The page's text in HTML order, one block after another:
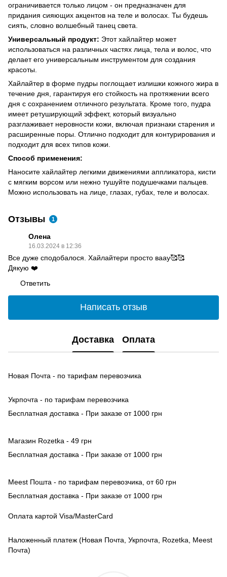
ограничивается только лицом - он предназначен для
придания сияющих акцентов на теле и волосах. Ты будешь
сиять, словно волшебный танец света.
Универсальный продукт: Этот хайлайтер может
использоваться на различных частях лица, тела и волос, что
делает его универсальным инструментом для создания
красоты.
Хайлайтер в форме пудры поглощает излишки кожного жира в
течение дня, гарантируя его стойкость на протяжении всего
дня с сохранением отличного результата. Кроме того, пудра
имеет ретуширующий эффект, который визуально
разглаживает неровности кожи, включая признаки старения и
расширенные поры. Отлично подходит для контурирования и
подходит для всех типов кожи.
Способ применения:
Наносите хайлайтер легкими движениями аппликатора, кисти
с мягким ворсом или нежно тушуйте подушечками пальцев.
Можно использовать на лице, глазах, губах, теле и волосах.
Отзывы 1
Олена
16.03.2024 в 12:36
Все дуже сподобалося. Хайлайтери просто ваау🥰🥰
Дякую ❤️
Ответить
Написать отзыв
Доставка Оплата
Новая Почта - по тарифам перевозчика
Укрпочта - по тарифам перевозчика
Бесплатная доставка - При заказе от 1000 грн
Магазин Rozetka - 49 грн
Бесплатная доставка - При заказе от 1000 грн
Meest Пошта - по тарифам перевозчика, от 60 грн
Бесплатная доставка - При заказе от 1000 грн
Оплата картой Visa/MasterCard
Наложенный платеж (Новая Почта, Укрпочта, Rozetka, Meest
Почта)